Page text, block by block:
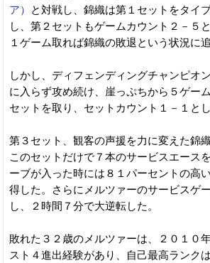
ア）
と対戦し、錦織は第１セットをタイ
し、第２セットもゲームカウント２－５
１ゲーム取れば錦織の敗退という状況に
しかし、ディフェンディングチャンピオ
に入らず攻め続け、崖っぷちから５ゲー
セットを取り、セットカウント１－１とし
第３セット、観客の声援を力に変えた錦
このセットだけで７本のサービスエース
ーブが入った時には８１パーセントの高
得した。さらにメルツァーのサービスゲ
し、２時間７分で大逆転した。
敗れた３２歳のメルツァーは、２０１０
スト４進出経験があり、自己最高ランク